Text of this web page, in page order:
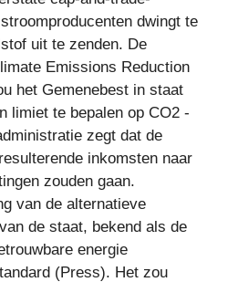
dwingt te
uit te zenden. De
Emissions Reduction
het Gemenebest in staat
limiet te bepalen op CO2 -
zegt dat de
inkomsten naar
zouden gaan.
van de alternatieve
de staat, bekend als de
energie
(Press). Het zou